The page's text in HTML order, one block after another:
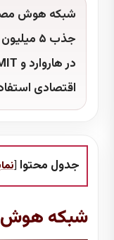
جذب ۵
اقتصادی
جدول محتوا [
شبکه هوش